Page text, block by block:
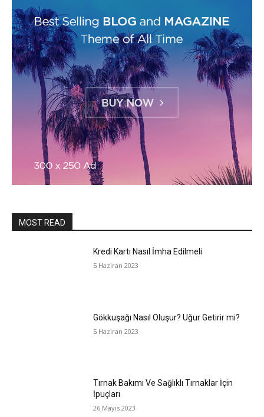
MOST READ
Kredi Kartı Nasıl İmha Edilmeli
5 Haziran 2023
Gökkuşağı Nasıl Oluşur? Uğur Getirir mi?
5 Haziran 2023
Tırnak Bakımı Ve Sağlıklı Tırnaklar İçin
İpuçları
26 Mayıs 2023